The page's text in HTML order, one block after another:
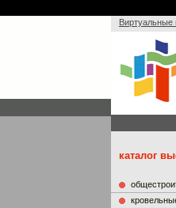
Виртуальные
каталог